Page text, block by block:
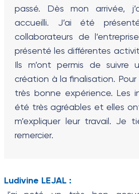
passé. Dès mon arrivée,
accueilli. J’ai été
collaborateurs de
présenté les différentes
Ils m’ont permis de suivre
création à la finalisation.
très bonne expérience. Les
été très agréables et elles
m’expliquer leur travail. Je
remercier.
Ludivine LEJAL :